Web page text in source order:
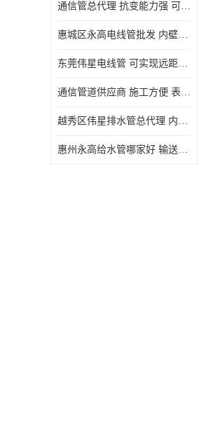
通信管总代理 抗变能力强 可耐强震 扭曲
惠城区永高电线管批发 内壁光滑 抗震性能好
东莞伟星电线管 可实现远距离通信 频率稳定性好
通信管道供应商 施工方便 表面电阻系数大
越秀区伟星排水管总代理 内部表面光滑 大功率 效率高
惠州永高给水管哪家好 输送能力强 方便施工和运输